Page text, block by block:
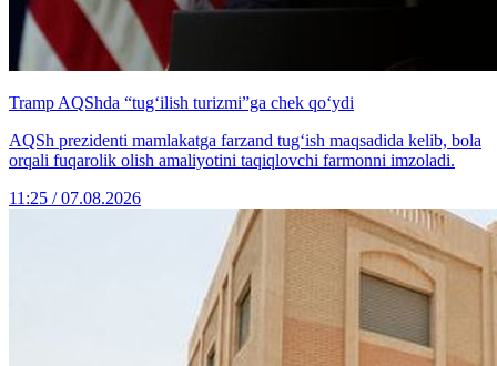
Tramp AQShda “tug‘ilish turizmi”ga chek qo‘ydi
AQSh prezidenti mamlakatga farzand tug‘ish maqsadida kelib, bola
orqali fuqarolik olish amaliyotini taqiqlovchi farmonni imzoladi.
11:25 / 07.08.2026